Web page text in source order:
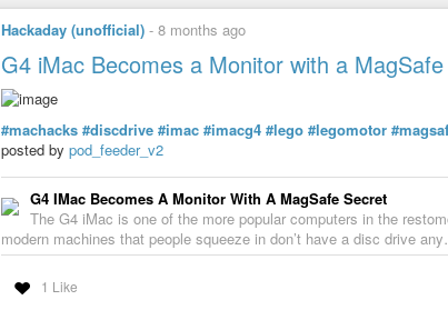
  bindsym Up resize shrink height 10px
  bindsym Right resize grow width 10px
  bindsym Return mode "default"
  bindsym Escape mode "default"
}
bindsym $mod+r mode "resize"
set $ws2 "2: Web"
set $ws3 "3: Chat"
set $ws4 "4: Mattermost"
set $ws6 "6"
Hackaday (unofficial) - 8 months ago
G4 iMac Becomes a Monitor with a
#machacks #discdrive #imac #imacg4 #lego #legomotor
posted by pod_feeder_v2
G4 IMac Becomes A Monitor With A MagSafe Secret
The G4 iMac is one of the more popular computers in the
modern machines that people squeeze in don’t have a disc drive
1 Like